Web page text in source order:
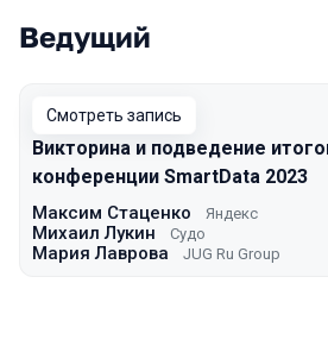
Выступления в сезоне
Ведущий
Смотреть запись
Викторина и подведение
конференции SmartData 2023
Максим Стаценко Яндекс
Михаил Лукин Судо
Мария Лаврова JUG Ru Group